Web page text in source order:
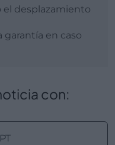
el desplazamiento
en caso
con: